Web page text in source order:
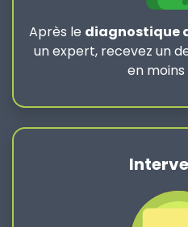
Après le diagnostique
un expert, recevez un
en moins